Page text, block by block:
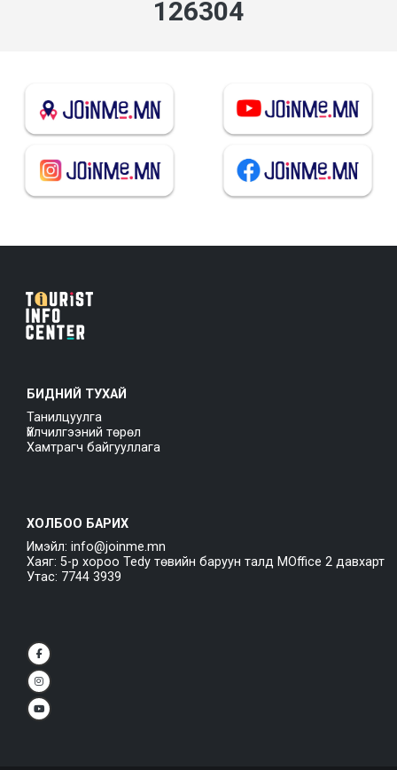
135326
БИДНИЙ ТУХАЙ
Танилцуулга
Үйлчилгээний төрөл
Хамтрагч байгууллага
ХОЛБОО БАРИХ
Имэйл: info@joinme.mn
Хаяг: 5-р хороо Tedy төвийн баруун талд MOffice 2 давхарт
Утас: 7744 3939